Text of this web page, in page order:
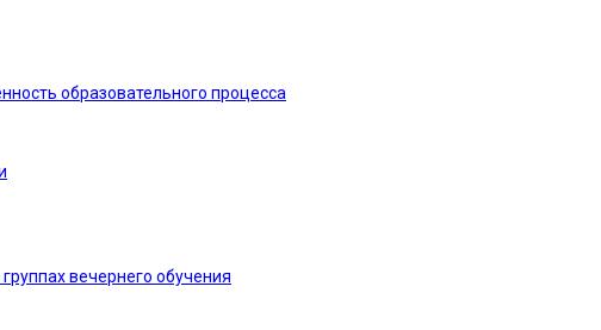
образовательного процесса
вечернего обучения